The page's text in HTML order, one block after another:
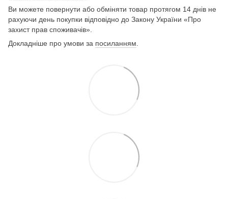
Ви можете повернути або обміняти товар протягом 14 днів не
рахуючи день покупки відповідно до Закону України «Про
захист прав споживачів».
Докладніше про умови за посиланням